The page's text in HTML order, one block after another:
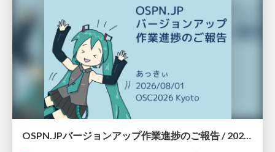
OSPN.JPバージョンアップ作業進捗のご報告 / 20260801-osc26kyoto